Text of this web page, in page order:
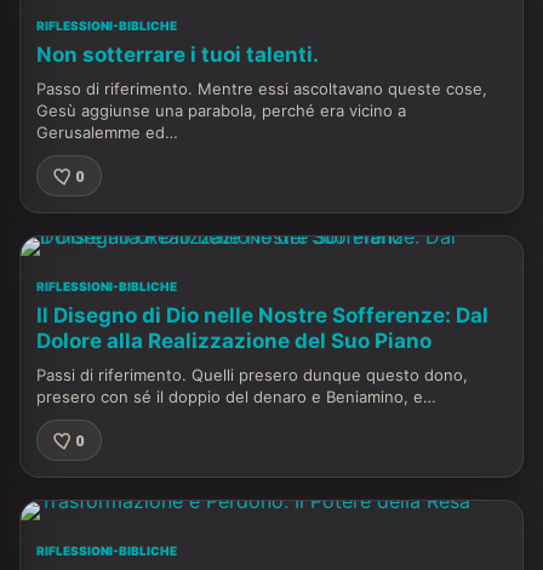
RIFLESSIONI-BIBLICHE
Non sotterrare i tuoi talenti.
Passo di riferimento. Mentre essi ascoltavano queste cose,
Gesù aggiunse una parabola, perché era vicino a
Gerusalemme ed…
0
RIFLESSIONI-BIBLICHE
Il Disegno di Dio nelle Nostre Sofferenze: Dal
Dolore alla Realizzazione del Suo Piano
Passi di riferimento. Quelli presero dunque questo dono,
presero con sé il doppio del denaro e Beniamino, e…
0
RIFLESSIONI-BIBLICHE